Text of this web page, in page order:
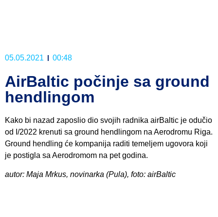
05.05.2021 00:48
AirBaltic počinje sa ground
hendlingom
Kako bi nazad zaposlio dio svojih radnika airBaltic je odučio
od I/2022 krenuti sa ground hendlingom na Aerodromu Riga.
Ground hendling će kompanija raditi temeljem ugovora koji
je postigla sa Aerodromom na pet godina.
autor: Maja Mrkus, novinarka (Pula), foto: airBaltic